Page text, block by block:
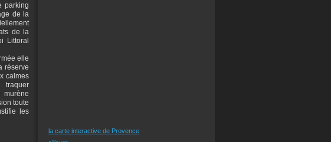
parking
de la
de la
Littoral
elle
réserve
calmes
traquer
murène
toute
les
la carte interactive de Provence